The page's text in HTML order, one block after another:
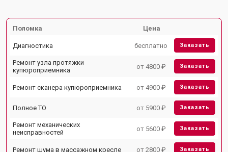
Поломка Цена
Диагностика бесплатно Заказать
Ремонт узла протяжки
купюроприемника
от 4800 ₽ Заказать
Ремонт сканера купюроприемника от 4900 ₽ Заказать
Полное ТО от 5900 ₽ Заказать
Ремонт механических
неисправностей
от 5600 ₽ Заказать
Ремонт шума в массажном кресле от 2800 ₽ Заказать